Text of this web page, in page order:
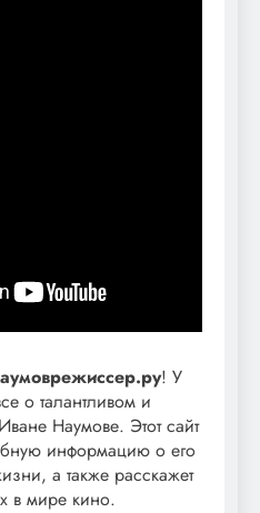
! У
о талантливом и
Наумове. Этот сайт
информацию о его
а также расскажет
в мире кино.